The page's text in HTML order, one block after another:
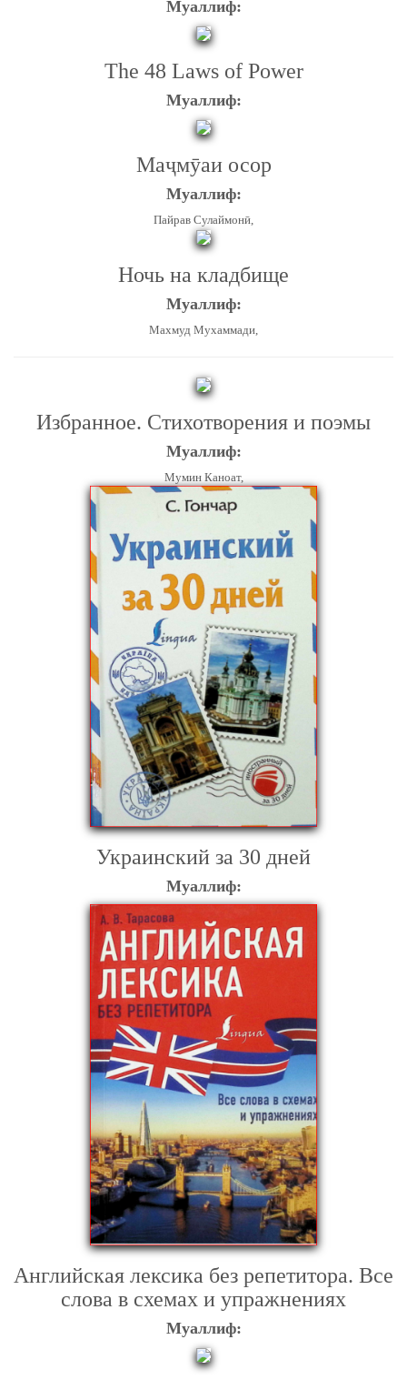
Муаллиф:
The 48 Laws of Power
Муаллиф:
Маҷмӯаи осор
Муаллиф:
Пайрав Сулаймонӣ,
Ночь на кладбище
Муаллиф:
Махмуд Мухаммади,
Избранное. Стихотворения и поэмы
Муаллиф:
Мумин Каноат,
Украинский за 30 дней
Муаллиф:
Английская лексика без репетитора. Все
слова в схемах и упражнениях
Муаллиф: